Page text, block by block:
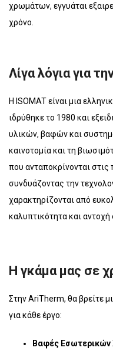
χρωμάτων, εγγυάται
χρόνο.
Λίγα λόγια για
Η ISOMAT είναι μια
ιδρύθηκε το 1980 και
υλικών, βαφών και
καινοτομία και τη
που ανταποκρίνονται
συνδυάζοντας την
χαρακτηρίζονται από
καλυπτικότητα και αντοχή
Η γκάμα μας σε
Στην AriTherm, θα βρείτε
για κάθε έργο:
Βαφές